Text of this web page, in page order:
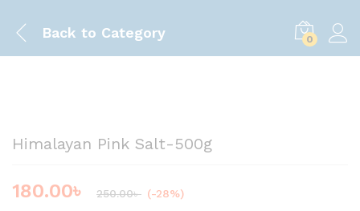
Back to Category 0
Himalayan Pink Salt-500g
180.00৳ 250.00৳ (-28%)